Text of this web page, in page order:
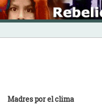
Skip
to
content
INICIO
Madres por el clima